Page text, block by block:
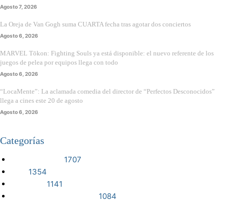
Agosto 7, 2026
La Oreja de Van Gogh suma CUARTA fecha tras agotar dos conciertos
Agosto 6, 2026
MARVEL Tōkon: Fighting Souls ya está disponible: el nuevo referente de los
juegos de pelea por equipos llega con todo
Agosto 6, 2026
“LocaMente”: La aclamada comedia del director de “Perfectos Desconocidos”
llega a cines este 20 de agosto
Agosto 6, 2026
Categorías
1707
1354
1141
1084